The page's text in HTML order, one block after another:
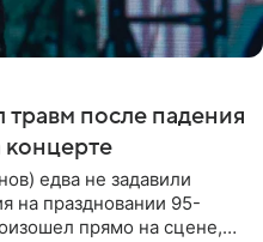
травм после падения
едва не задавили
на праздновании 95-
прямо на сцене,